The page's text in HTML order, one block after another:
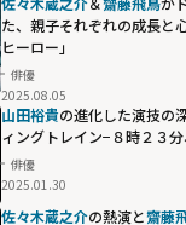
た、親子それぞれの成長と
ヒーロー」
俳優
2025.08.05
山田裕貴の進化した演技の
ィングトレイン−８時２３
俳優
2025.01.30
佐々木蔵之介の熱演と齋藤